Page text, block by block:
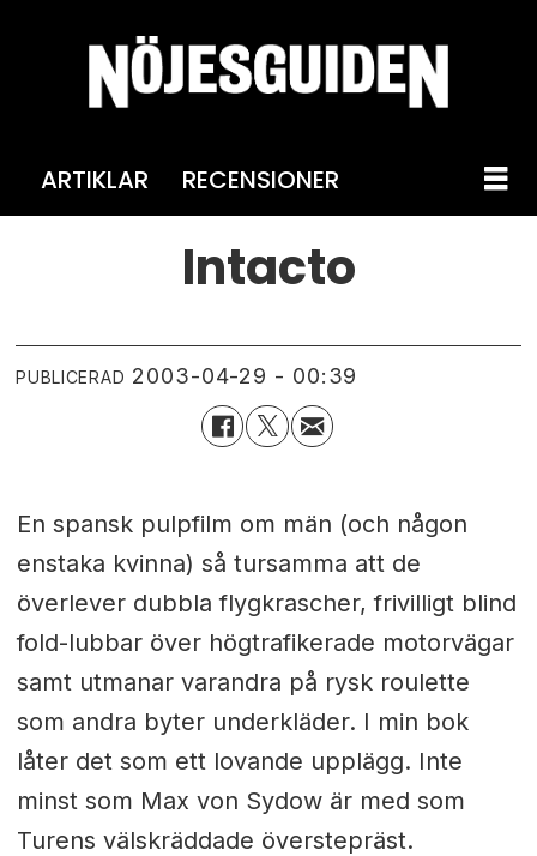
ARTIKLAR RECENSIONER
Intacto
PUBLICERAD 2003-04-29 - 00:39
En spansk pulpfilm om män (och någon
enstaka kvinna) så tursamma att de
överlever dubbla flygkrascher, frivilligt blind
fold-lubbar över högtrafikerade motorvägar
samt utmanar varandra på rysk roulette
som andra byter underkläder. I min bok
låter det som ett lovande upplägg. Inte
minst som Max von Sydow är med som
Turens välskräddade överstepräst.